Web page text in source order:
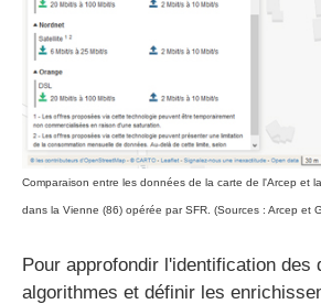
Comparaison entre les données de la carte de l'Arcep et
dans la Vienne (86) opérée par SFR. (Sources : Arcep et
Pour approfondir l'identification des
algorithmes et définir les